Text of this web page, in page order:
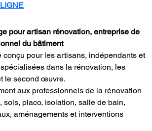
pour artisan rénovation, entreprise de
du bâtiment
conçu pour les artisans, indépendants et
dans la rénovation, les
le second œuvre.
aux professionnels de la rénovation
sols, placo, isolation, salle de bain,
aménagements et interventions